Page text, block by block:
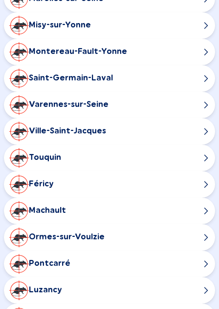
Misy-sur-Yonne
Montereau-Fault-Yonne
Saint-Germain-Laval
Varennes-sur-Seine
Ville-Saint-Jacques
Touquin
Féricy
Machault
Ormes-sur-Voulzie
Pontcarré
Luzancy